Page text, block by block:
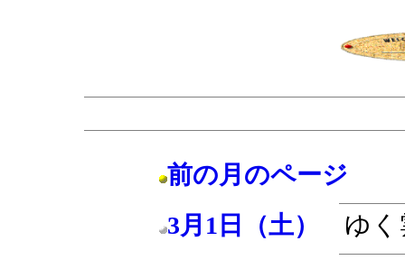
前の月のページ
3月1日（土）
ゆ